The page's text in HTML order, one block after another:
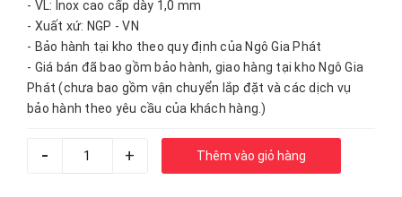
- VL: Inox cao cấp dày 1,0 mm
- Xuất xứ: NGP - VN
- Bảo hành tại kho theo quy định của Ngô Gia Phát
- Giá bán đã bao gồm bảo hành, giao hàng tại kho Ngô Gia
Phát (chưa bao gồm vận chuyển lắp đặt và các dịch vụ
bảo hành theo yêu cầu của khách hàng.)
- + Thêm vào giỏ hàng